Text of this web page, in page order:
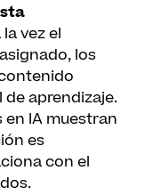
vez el
asignado, los
aprendizaje.
en IA muestran
es
con el